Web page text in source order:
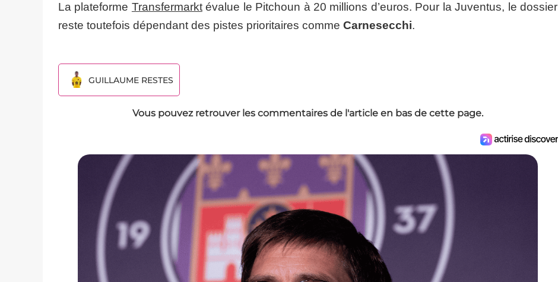
La plateforme Transfermarktévalue le Pitchoun à 20 millions d’euros. Pour la Juventus, le dossier
reste toutefois dépendant des pistes prioritaires comme Carnesecchi.
GUILLAUME RESTES
Vous pouvez retrouver les commentaires de l'article en bas de cette page.